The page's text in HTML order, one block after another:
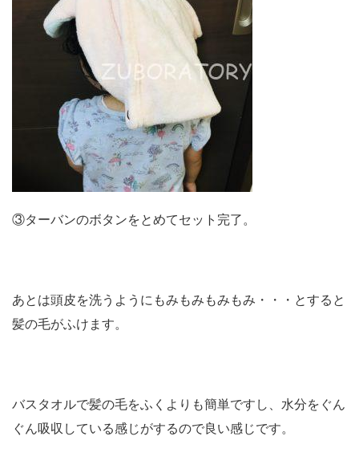
③ターバンのボタンをとめてセット完了。
あとは頭皮を洗うようにもみもみもみもみ・・・とすると
髪の毛がふけます。
バスタオルで髪の毛をふくよりも簡単ですし、水分をぐん
ぐん吸収している感じがするので良い感じです。